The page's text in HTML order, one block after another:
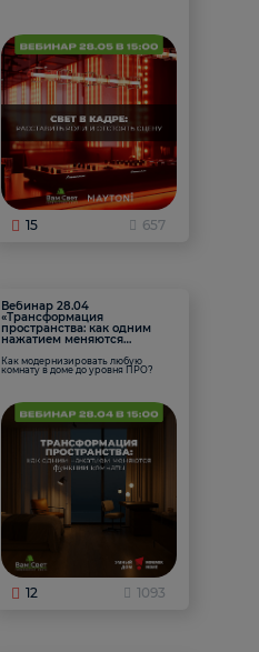
15 657
Вебинар 28.04
«Трансформация
пространства: как одним
нажатием меняются
Как модернизировать любую
комнату в доме до уровня ПРО?
12 1093